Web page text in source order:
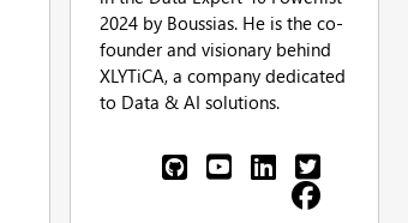
2024 by Boussias. He is the co-
founder and visionary behind
XLYTiCA, a company dedicated
to Data & AI solutions.